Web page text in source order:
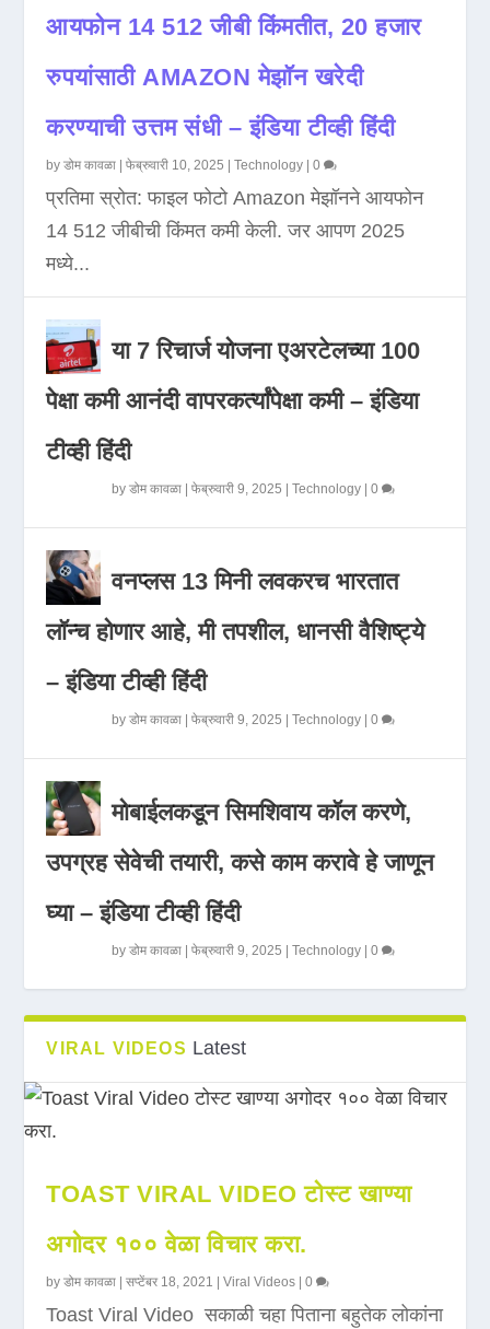
आयफोन 14 512 जीबी किंमतीत, 20 हजार
रुपयांसाठी AMAZON मेझॉन खरेदी
करण्याची उत्तम संधी – इंडिया टीव्ही हिंदी
byडोम कावळा |फेब्रुवारी 10, 2025 |Technology |0
प्रतिमा स्रोत: फाइल फोटो Amazon मेझॉनने आयफोन
14 512 जीबीची किंमत कमी केली. जर आपण 2025
मध्ये...
या 7 रिचार्ज योजना एअरटेलच्या 100
पेक्षा कमी आनंदी वापरकर्त्यांपेक्षा कमी – इंडिया
टीव्ही हिंदी
byडोम कावळा |फेब्रुवारी 9, 2025 |Technology |0
वनप्लस 13 मिनी लवकरच भारतात
लॉन्च होणार आहे, मी तपशील, धानसी वैशिष्ट्ये
– इंडिया टीव्ही हिंदी
byडोम कावळा |फेब्रुवारी 9, 2025 |Technology |0
मोबाईलकडून सिमशिवाय कॉल करणे,
उपग्रह सेवेची तयारी, कसे काम करावे हे जाणून
घ्या – इंडिया टीव्ही हिंदी
byडोम कावळा |फेब्रुवारी 9, 2025 |Technology |0
VIRAL VIDEOS Latest
TOAST VIRAL VIDEO टोस्ट खाण्या
अगोदर १०० वेळा विचार करा.
byडोम कावळा |सप्टेंबर 18, 2021 |Viral Videos |0
Toast Viral Video सकाळी चहा पिताना बहुतेक लोकांना